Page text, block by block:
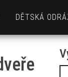
DĚTSKÁ